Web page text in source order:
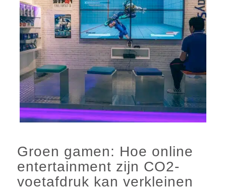
Groen gamen: Hoe online
entertainment zijn CO2-
voetafdruk kan verkleinen